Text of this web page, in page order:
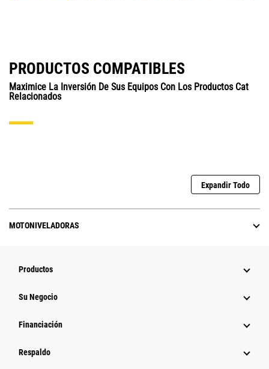
PRODUCTOS COMPATIBLES
Maximice La Inversión De Sus Equipos Con Los Productos Cat
Relacionados
Expandir Todo
MOTONIVELADORAS
Productos
Su Negocio
Financiación
Respaldo